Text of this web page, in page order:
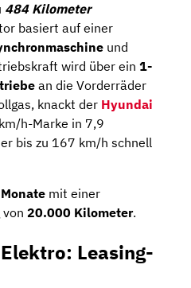
484 Kilometer
basiert auf einer
und
wird über ein 1-
an die Vorderräder
knackt der Hyundai
h-Marke in 7,9
bis zu 167 km/h schnell
mit einer
20.000 Kilometer.
Leasing-